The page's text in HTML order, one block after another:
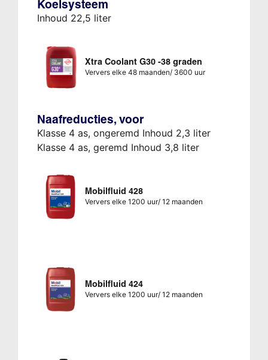
Koelsysteem
Inhoud 22,5 liter
Xtra Coolant G30 -38 graden
Ververs elke 48 maanden/ 3600 uur
Naafreducties, voor
Klasse 4 as, ongeremd Inhoud 2,3 liter
Klasse 4 as, geremd Inhoud 3,8 liter
Mobilfluid 428
Ververs elke 1200 uur/ 12 maanden
Mobilfluid 424
Ververs elke 1200 uur/ 12 maanden